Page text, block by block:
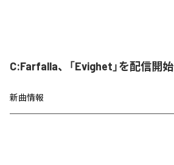
C:Farfalla、「Evighet」を配信開始
新曲情報